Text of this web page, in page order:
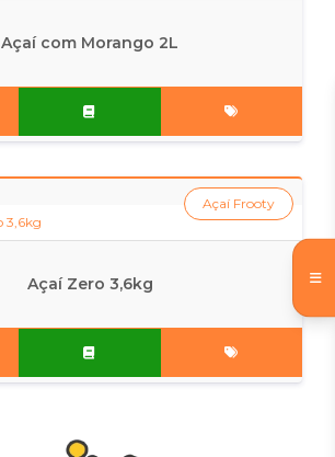
Açaí com Morango 2L
Açaí Zero 3,6kg
Açaí Frooty